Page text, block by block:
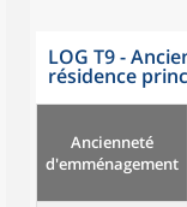
LOG T9 -
résidence
Ancienneté
d'emménagement